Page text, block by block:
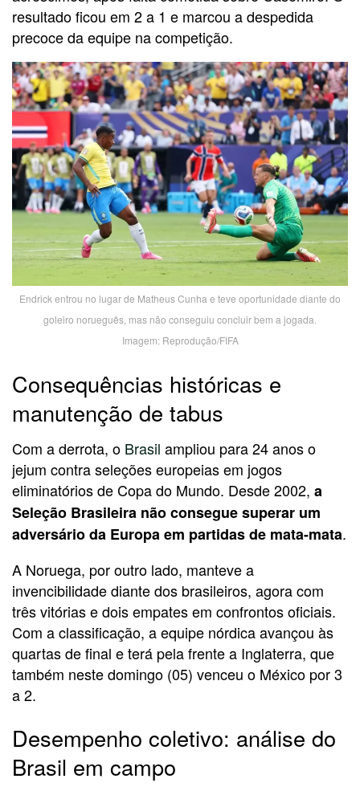
resultado ficou em 2 a 1 e marcou a despedida
precoce da equipe na competição.
Endrick entrou no lugar de Matheus Cunha e teve oportunidade diante do
goleiro norueguês, mas não conseguiu concluir bem a jogada.
Imagem: Reprodução/FIFA
Consequências históricas e
manutenção de tabus
Com a derrota, o Brasil ampliou para 24 anos o
jejum contra seleções europeias em jogos
eliminatórios de Copa do Mundo. Desde 2002, a
Seleção Brasileira não consegue superar um
adversário da Europa em partidas de mata-mata.
A Noruega, por outro lado, manteve a
invencibilidade diante dos brasileiros, agora com
três vitórias e dois empates em confrontos oficiais.
Com a classificação, a equipe nórdica avançou às
quartas de final e terá pela frente a Inglaterra, que
também neste domingo (05) venceu o México por 3
a 2.
Desempenho coletivo: análise do
Brasil em campo